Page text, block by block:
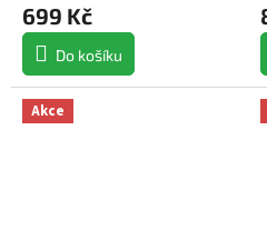
699 Kč
Do košíku
Akce